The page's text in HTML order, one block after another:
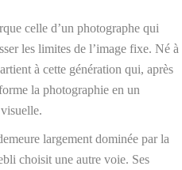
celle d’un photographe qui
les limites de l’image fixe. Né à
à cette génération qui, après
la photographie en un
largement dominée par la
choisit une autre voie. Ses